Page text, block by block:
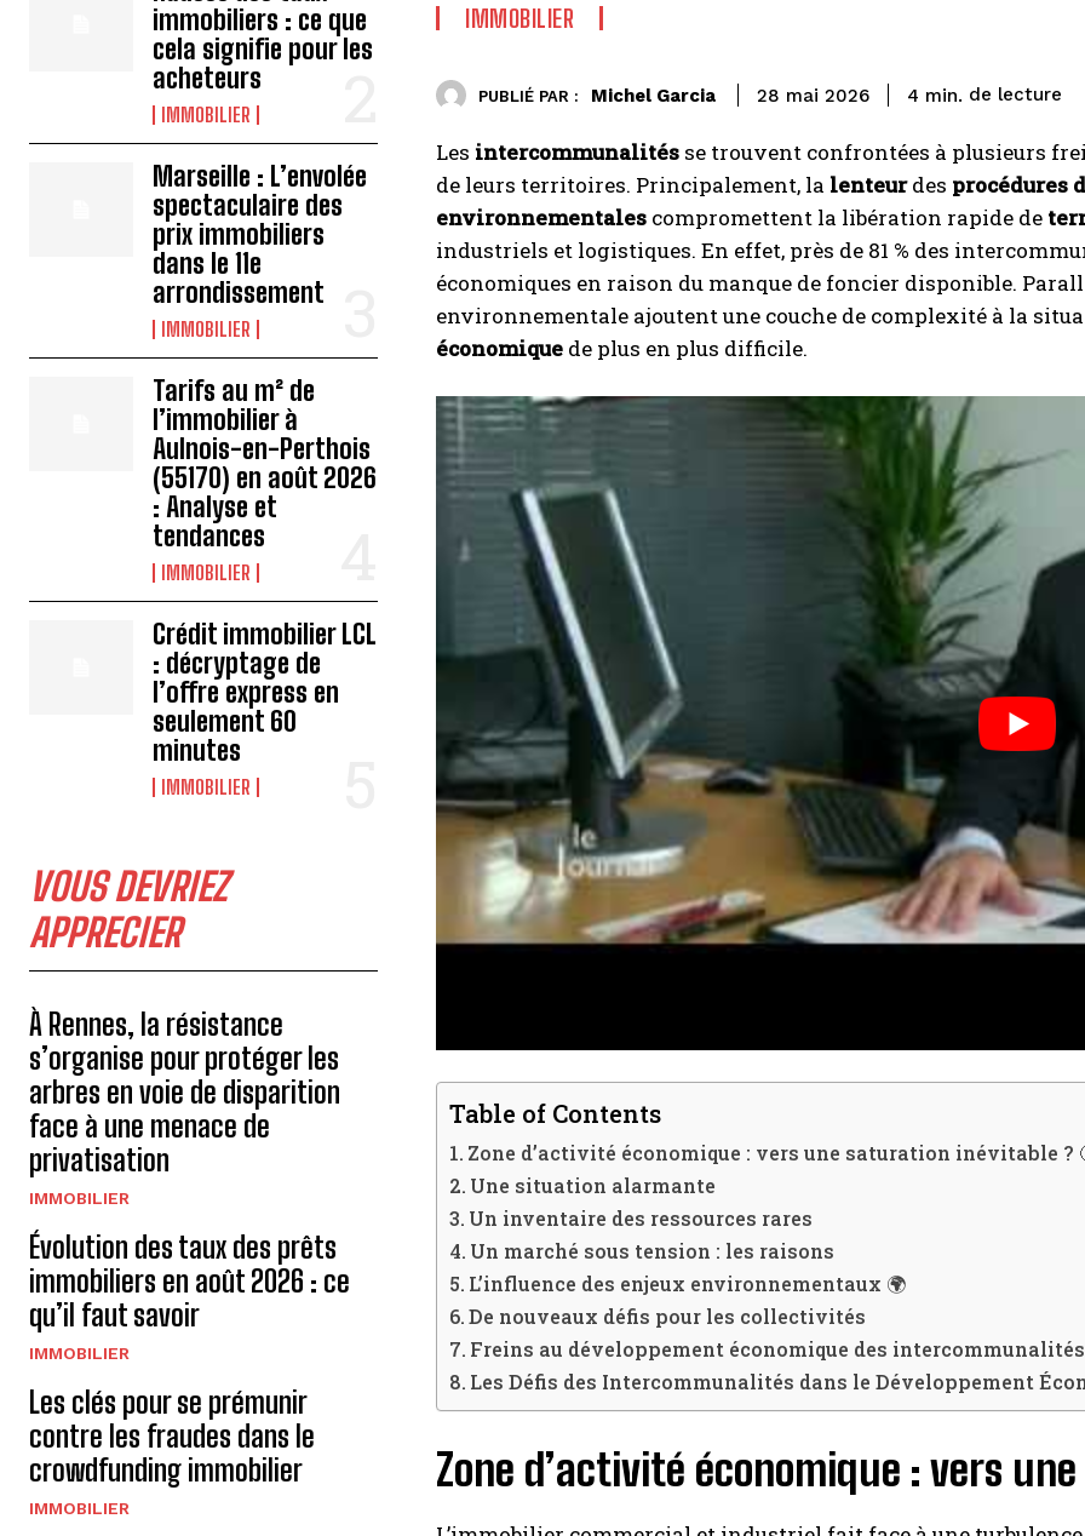
I've read and accept thePrivacy Policy .
A LIRE : Fire AM scelle un partenariat stratégique avec
immobiliers : ce que
cela signifie pour les
acheteurs
IMMOBILIER
Marseille : L’envolée
spectaculaire des
prix immobiliers
dans le 11e
arrondissement
IMMOBILIER
Tarifs au m² de
l’immobilier à
Aulnois-en-Perthois
(55170) en août 2026
: Analyse et
tendances
IMMOBILIER
Crédit immobilier LCL
: décryptage de
l’offre express en
seulement 60
minutes
IMMOBILIER
VOUS DEVRIEZ
APPRECIER
À Rennes, la résistance
s’organise pour protéger les
arbres en voie de disparition
face à une menace de
privatisation
IMMOBILIER
Évolution des taux des prêts
immobiliers en août 2026 : ce
qu’il faut savoir
IMMOBILIER
Les clés pour se prémunir
contre les fraudes dans le
crowdfunding immobilier
IMMOBILIER
IMMOBILIER
PUBLIÉ PAR : Michel Garcia 28 mai 2026 4 min. de lecture
Les intercommunalités se trouvent confrontées à plusieurs
de leurs territoires. Principalement, la lenteurdes procédures
environnementales compromettent la libération rapide de
industriels et logistiques. En effet, près de 81 % des
économiques en raison du manque de foncier disponible.
environnementale ajoutent une couche de complexité à la
économique de plus en plus difficile.
Table of Contents
Zone d’activité économique : vers une saturation inévitable ?
Une situation alarmante
Un inventaire des ressources rares
Un marché sous tension : les raisons
L’influence des enjeux environnementaux 🌍
De nouveaux défis pour les collectivités
Freins au développement économique des intercommunalités
Les Défis des Intercommunalités dans le Développement
Zone d’activité économique : vers